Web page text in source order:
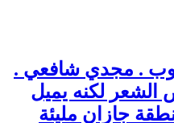
. مجدي شافعي .
الشعر لكنه يميل
جازان مليئة